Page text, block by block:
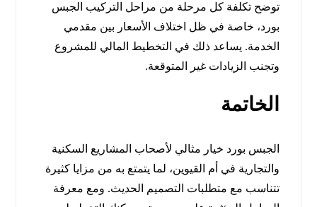
توضح تكلفة كل مرحلة من مراحل التركيب الجبس
بورد، خاصة في ظل اختلاف الأسعار بين مقدمي
الخدمة. يساعد ذلك في التخطيط المالي للمشروع
وتجنب الزيادات غير المتوقعة.
الخاتمة
الجبس بورد خيار مثالي لأصحاب المشاريع السكنية
والتجارية في أم القيوين، لما يتمتع به من مزايا كثيرة
تتناسب مع متطلبات التصميم الحديث. ومع معرفة